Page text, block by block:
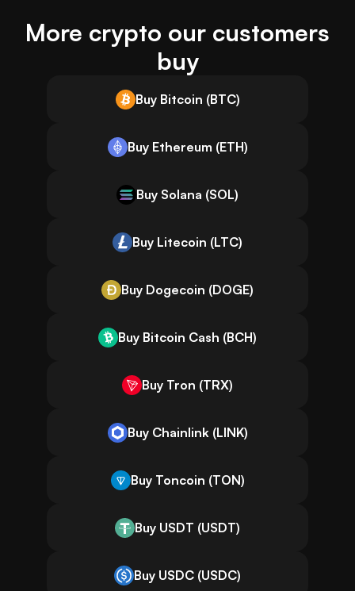
More crypto our customers
buy
Buy Bitcoin (BTC)
Buy Ethereum (ETH)
Buy Solana (SOL)
Buy Litecoin (LTC)
Buy Dogecoin (DOGE)
Buy Bitcoin Cash (BCH)
Buy Tron (TRX)
Buy Chainlink (LINK)
Buy Toncoin (TON)
Buy USDT (USDT)
Buy USDC (USDC)